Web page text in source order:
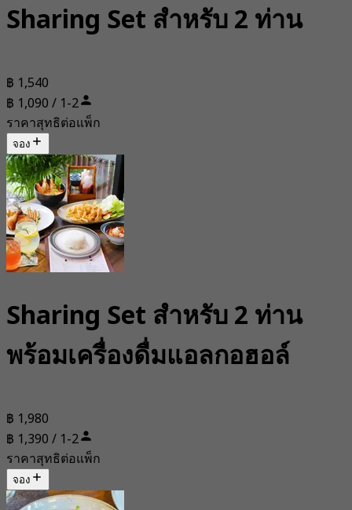
Sharing Set สำหรับ 2 ท่าน
฿ 1,540
฿ 1,090 / 1-2
ราคาสุทธิต่อแพ็ก
จอง
Sharing Set สำหรับ 2 ท่าน
พร้อมเครื่องดื่มแอลกอฮอล์
฿ 1,980
฿ 1,390 / 1-2
ราคาสุทธิต่อแพ็ก
จอง